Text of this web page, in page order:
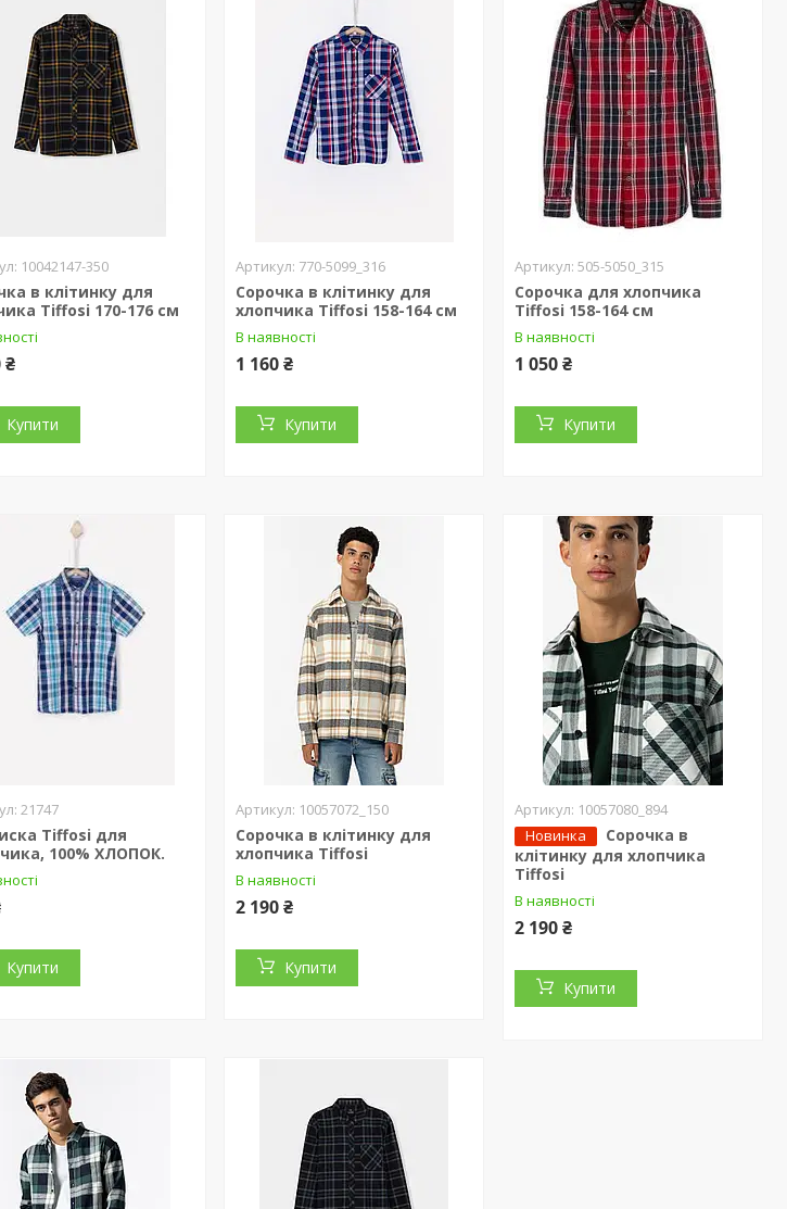
10042147-350
в клітинку для
Tiffosi 170-176 см
₴
Купити
770-5099_316
Сорочка в клітинку для
хлопчика Tiffosi 158-164 см
В наявності
1 160 ₴
Купити
505-5050_315
Сорочка для хлопчика
Tiffosi 158-164 см
В наявності
1 050 ₴
Купити
21747
Tiffosi для
100% ХЛОПОК.
Купити
10057072_150
Сорочка в клітинку для
хлопчика Tiffosi
В наявності
2 190 ₴
Купити
10057080_894
Новинка
Сорочка в
клітинку для хлопчика
Tiffosi
В наявності
2 190 ₴
Купити